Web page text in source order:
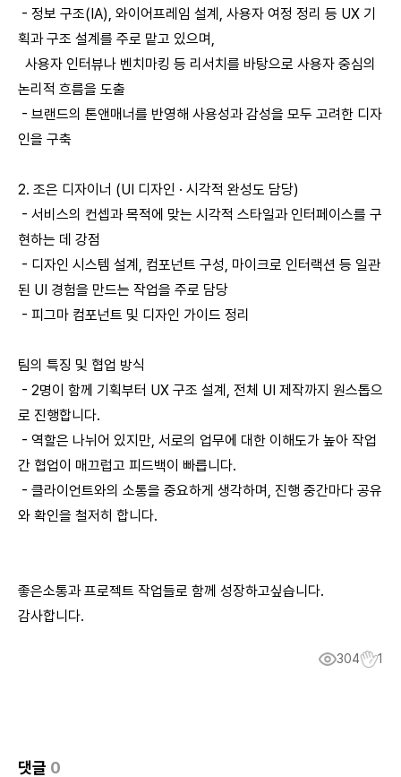
- 정보 구조(IA), 와이어프레임 설계, 사용자 여정 정리 등 UX 기
획과 구조 설계를 주로 맡고 있으며,
사용자 인터뷰나 벤치마킹 등 리서치를 바탕으로 사용자 중심의
논리적 흐름을 도출
- 브랜드의 톤앤매너를 반영해 사용성과 감성을 모두 고려한 디자
인을 구축
2. 조은 디자이너 (UI 디자인 · 시각적 완성도 담당)
- 서비스의 컨셉과 목적에 맞는 시각적 스타일과 인터페이스를 구
현하는 데 강점
- 디자인 시스템 설계, 컴포넌트 구성, 마이크로 인터랙션 등 일관
된 UI 경험을 만드는 작업을 주로 담당
- 피그마 컴포넌트 및 디자인 가이드 정리
팀의 특징 및 협업 방식
- 2명이 함께 기획부터 UX 구조 설계, 전체 UI 제작까지 원스톱으
로 진행합니다.
- 역할은 나뉘어 있지만, 서로의 업무에 대한 이해도가 높아 작업
간 협업이 매끄럽고 피드백이 빠릅니다.
- 클라이언트와의 소통을 중요하게 생각하며, 진행 중간마다 공유
와 확인을 철저히 합니다.
좋은소통과 프로젝트 작업들로 함께 성장하고싶습니다.
감사합니다.
304 1
댓글 0